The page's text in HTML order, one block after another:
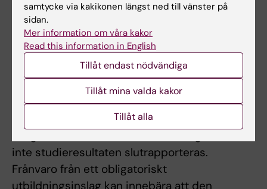
Obligatoriskt deltagande
Deltagande i praktiska övningar är
obligatoriska. Examinator bedömer om och i
så fall hur frånvaro från obligatoriska
utbildningsinslag kan tas igen. Innan
studenten deltagit i de obligatoriska
utbildningsinslagen eller tagit igen frånvaro i
inte studieresultaten slutrapporteras.
Frånvaro från ett obligatoriskt
utbildningsinslag kan innebära att den
samtycke via kakikonen längst ned till vänster på
sidan.
Mer information om våra kakor
Read this information in English
Tillåt endast nödvändiga
Tillåt mina valda kakor
Tillåt alla